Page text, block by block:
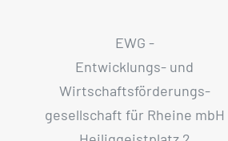
EWG -
Entwicklungs- und
Wirtschaftsförderungs­
gesellschaft für Rheine mbH